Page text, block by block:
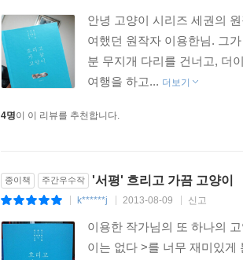
안녕 고양이 시리즈 세권의
여했던 원작자 이용한님. 그
분 무지개 다리를 건너고, 더
여행을 하고... 더보기
4명이 이 리뷰를 추천합니다.
종이책 주간우수작 '서평' 흐리고 가끔 고양이
k******j 2013-08-09 신고
이용한 작가님의 또 하나의
이는 없다 >를 너무 재미있게